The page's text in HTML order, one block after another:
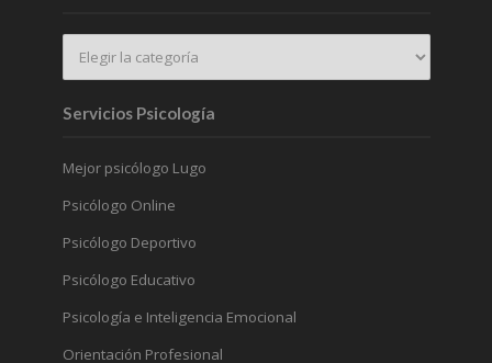
Servicios Psicología
Mejor psicólogo Lugo
Psicólogo Online
Psicólogo Deportivo
Psicólogo Educativo
Psicología e Inteligencia Emocional
Orientación Profesional